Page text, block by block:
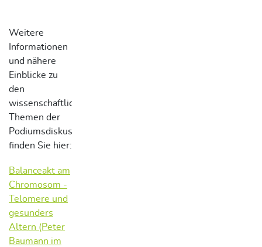
Weitere
Informationen
und nähere
Einblicke zu
den
wissenschaftlichen
Themen der
Podiumsdiskussion
finden Sie hier:
Balanceakt am
Chromosom -
Telomere und
gesunders
Altern (Peter
Baumann im